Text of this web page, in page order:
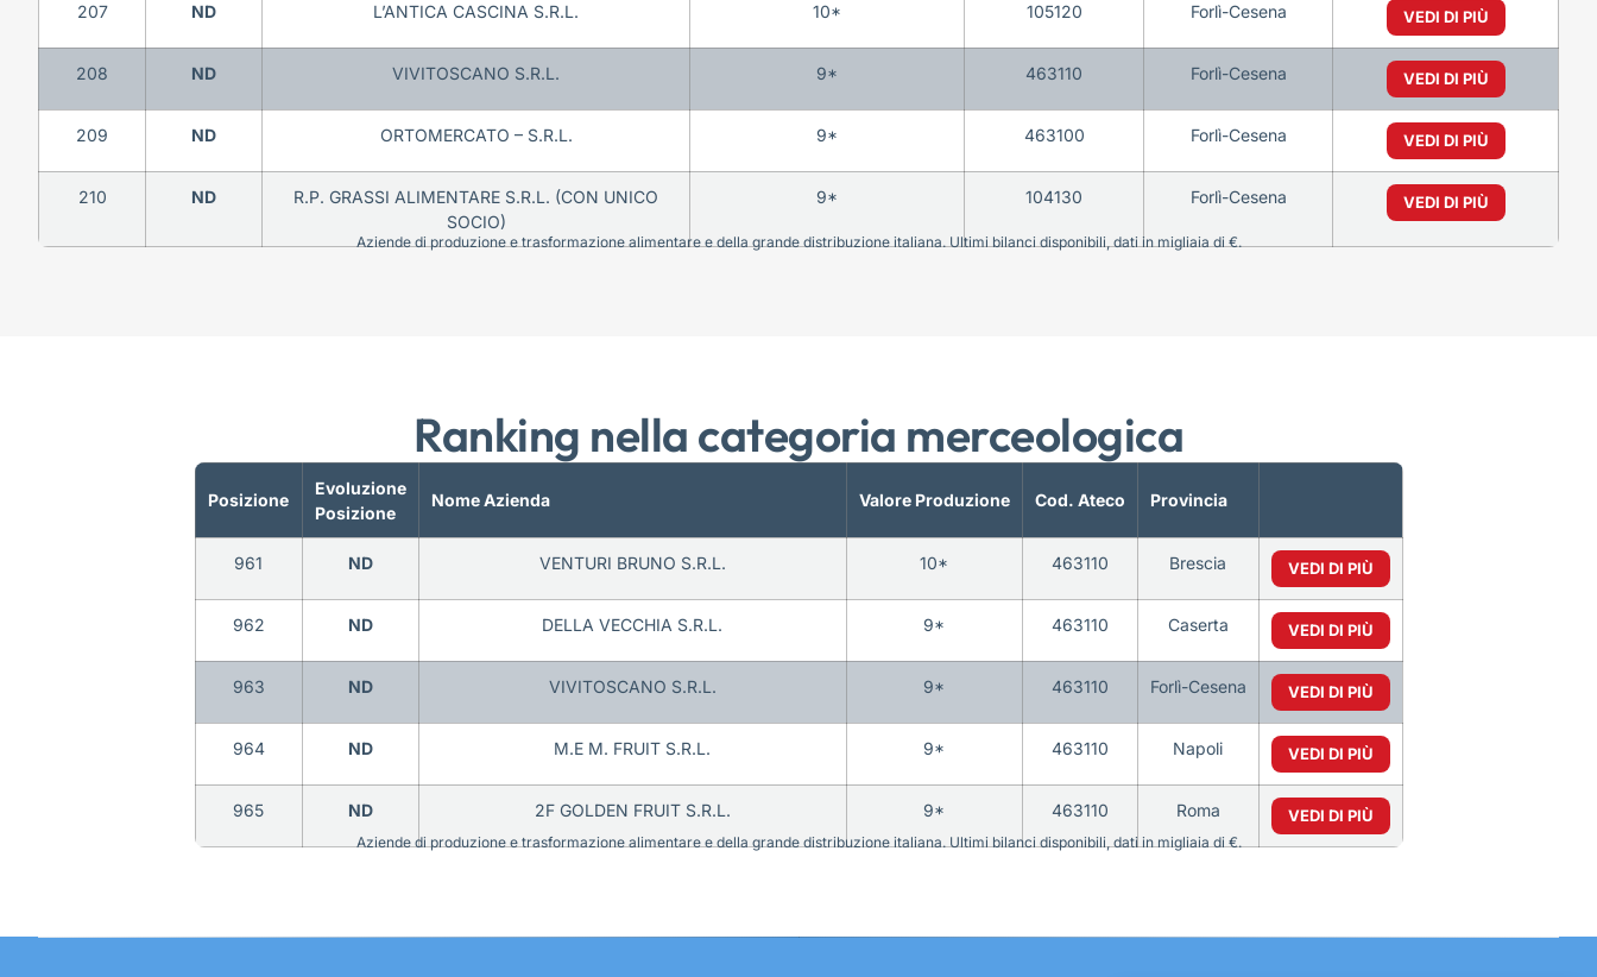
207 ND L’ANTICA CASCINA S.R.L. 10* 105120 Forlì-Cesena VEDI DI PIÙ
208 ND VIVITOSCANO S.R.L. 9* 463110 Forlì-Cesena VEDI DI PIÙ
209 ND ORTOMERCATO – S.R.L. 9* 463100 Forlì-Cesena VEDI DI PIÙ
210 ND
R.P. GRASSI ALIMENTARE S.R.L. (CON UNICO
SOCIO)
9* 104130 Forlì-Cesena VEDI DI PIÙ
Aziende di produzione e trasformazione alimentare e della grande distribuzione italiana. Ultimi bilanci disponibili, dati in migliaia di €.
Ranking nella categoria merceologica
Posizione
Evoluzione
Posizione
Nome Azienda Valore Produzione Cod. Ateco Provincia
961 ND VENTURI BRUNO S.R.L. 10* 463110 Brescia VEDI DI PIÙ
962 ND DELLA VECCHIA S.R.L. 9* 463110 Caserta VEDI DI PIÙ
963 ND VIVITOSCANO S.R.L. 9* 463110 Forlì-Cesena VEDI DI PIÙ
964 ND M.E M. FRUIT S.R.L. 9* 463110 Napoli VEDI DI PIÙ
965 ND 2F GOLDEN FRUIT S.R.L. 9* 463110 Roma VEDI DI PIÙ
Aziende di produzione e trasformazione alimentare e della grande distribuzione italiana. Ultimi bilanci disponibili, dati in migliaia di €.